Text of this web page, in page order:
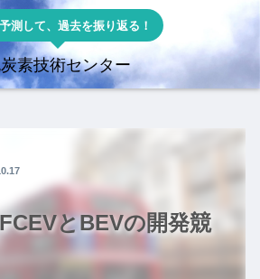
測して、過去を振り返る！
素技術センター
とBEVの開発競